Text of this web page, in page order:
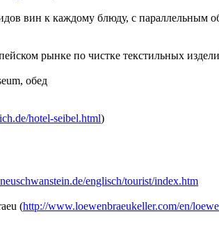
вин к каждому блюду, с параллельным
рынке по чистке текстильных
обед
hotel-seibel.html)
englisch/tourist/index.htm
(http://www.loewenbraeukeller.com/en/